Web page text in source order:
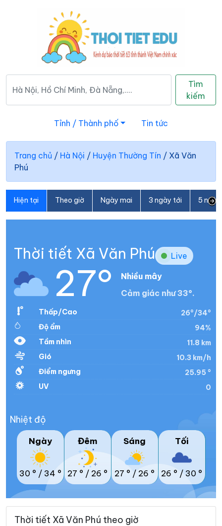
Tìm
kiếm
Tỉnh / Thành phố Tin tức
Trang chủ / Hà Nội / Huyện Thường Tín / Xã Văn
Phú
Hiện tại Theo giờ Ngày mai 3 ngày tới 5
Thời tiết Xã Văn Phú Live
27°
Nhiều mây
Cảm giác như 33°.
Thấp/Cao
26°/34°
Độ ẩm
94%
Tầm nhìn
11.8 km
Gió
10.3 km/h
Điểm ngưng
25.95 °
UV
0
Nhiệt độ
Ngày
30 ° / 34 °
Đêm
27 ° / 26 °
Sáng
27 ° / 26 °
Tối
26 ° / 30 °
Thời tiết Xã Văn Phú theo giờ